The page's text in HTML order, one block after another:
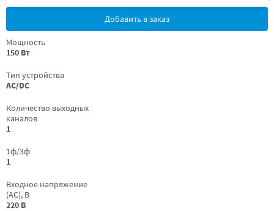
Добавить в заказ
Мощность
150 Вт
Тип устройства
AC/DC
Количество выходных
каналов
1
1ф/3ф
1
Входное напряжение
(AC), В
220 В